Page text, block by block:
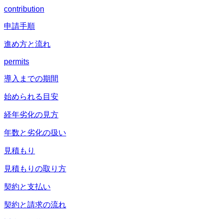
contribution
申請手順
進め方と流れ
permits
導入までの期間
始められる目安
経年劣化の見方
年数と劣化の扱い
見積もり
見積もりの取り方
契約と支払い
契約と請求の流れ